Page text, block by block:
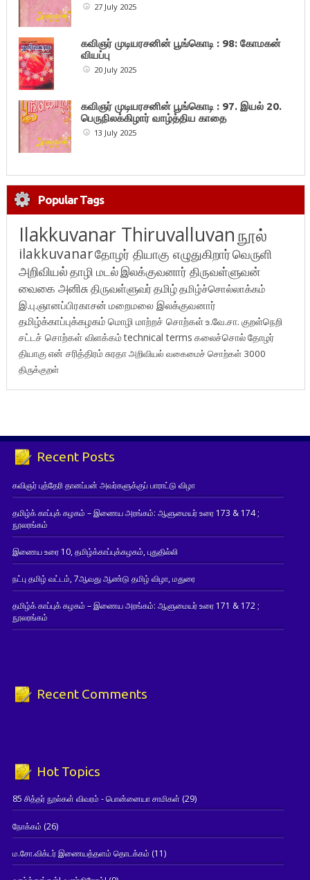
27 July 2025
கவிஞர் முடியரசனின் பூங்கொடி : 98: கோமகன்
வியப்பு
20 July 2025
கவிஞர் முடியரசனின் பூங்கொடி : 97. இயல் 20.
பெருநிலக்கிழார் வாழ்த்திய காதை
13 July 2025
Popular Tags
Ilakkuvanar Thiruvalluvanநூல்
ilakkuvanarதோழர் தியாகு எழுதுகிறார்வெருளி
அறிவியல்தாழி மடல்இலக்குவனார் திருவள்ளுவன்
வைகை அனிசுதிருவள்ளுவர்தமிழ்தமிழ்ச்சொல்லாக்கம்
இ.பு.ஞானப்பிரகாசன் மறைமலை இலக்குவனார்
தமிழ்க்காப்புக்கழகம் மொழி மாற்றச் சொற்கள்உ.வே.சா. குறள்நெறி
சட்டச் சொற்கள் விளக்கம்technical terms கலைச்சொல்தோழர்
தியாகுஎன் சரித்திரம்சுரதாஅறிவியல் வகைமைச் சொற்கள் 3000
திருக்குறள்
Recent Posts
கவிஞர் புத்தேரி தானப்பன் அவர்களுக்குப் பாராட்டு விழா
தமிழ்க் காப்புக் கழகம் – இணைய அரங்கம்: ஆளுமையர் உரை 173 & 174 ;
நூலரங்கம்
இணைய உரை 10, தமிழ்க்காப்புக்கழகம், புதுதில்லி
நட்பு தமிழ் வட்டம், 7ஆவது ஆண்டு தமிழ் விழா, மதுரை
தமிழ்க் காப்புக் கழகம் – இணைய அரங்கம்: ஆளுமையர் உரை 171 & 172 ;
நூலரங்கம்
Recent Comments
Hot Topics
85 சித்தர் நூல்கள் விவரம் - பொன்னையா சாமிகள் (29)
நோக்கம் (26)
ம.சோ.விக்டர் இணையத்தளம் தொடக்கம் (11)